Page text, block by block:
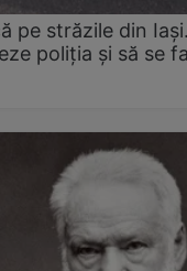
pe străzile din
poliția și să se